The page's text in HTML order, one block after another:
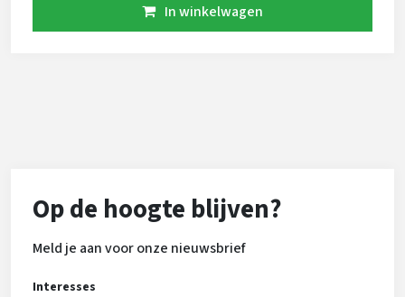
kwaliteiten te bezitten, waaronder: Beste gehalten
In winkelwagen
Op de hoogte blijven?
Meld je aan voor onze nieuwsbrief
Interesses